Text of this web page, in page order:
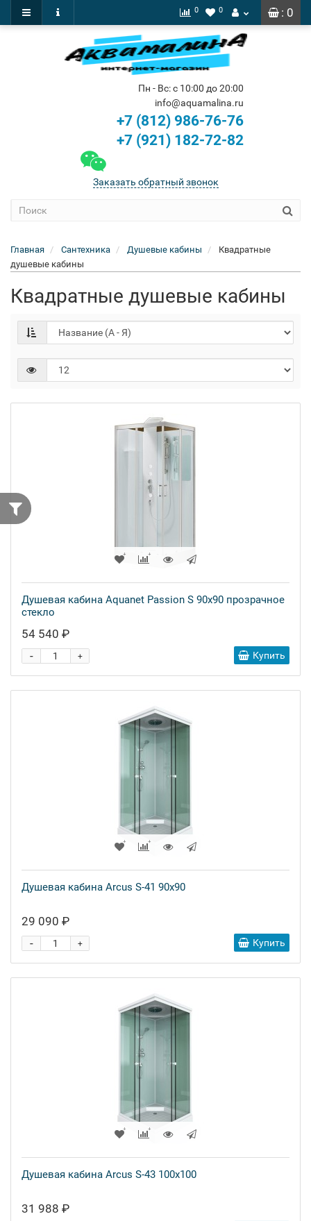
: 0
0 0
Пн - Вс: с 10:00 до 20:00
info@aquamalina.ru
+7 (812) 986-76-76
+7 (921) 182-72-82
Заказать обратный звонок
Главная Сантехника Душевые кабины
Квадратные
душевые кабины
Квадратные душевые кабины
Душевая кабина Aquanet Passion S 90x90 прозрачное
стекло
54 540 ₽
+
- Купить
Душевая кабина Arcus S-41 90x90
29 090 ₽
+
- Купить
Душевая кабина Arcus S-43 100x100
31 988 ₽